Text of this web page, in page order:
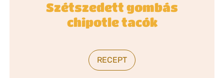
Szétszedett gombás
chipotle tacók
RECEPT